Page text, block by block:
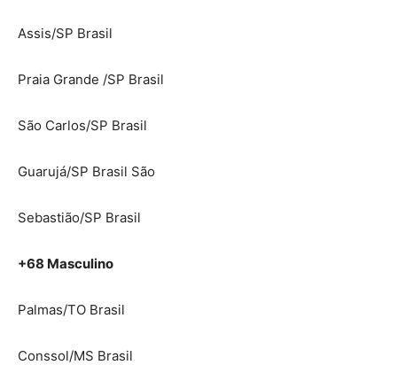
Assis/SP Brasil
Praia Grande /SP Brasil
São Carlos/SP Brasil
Guarujá/SP Brasil São
Sebastião/SP Brasil
+68 Masculino
Palmas/TO Brasil
Conssol/MS Brasil